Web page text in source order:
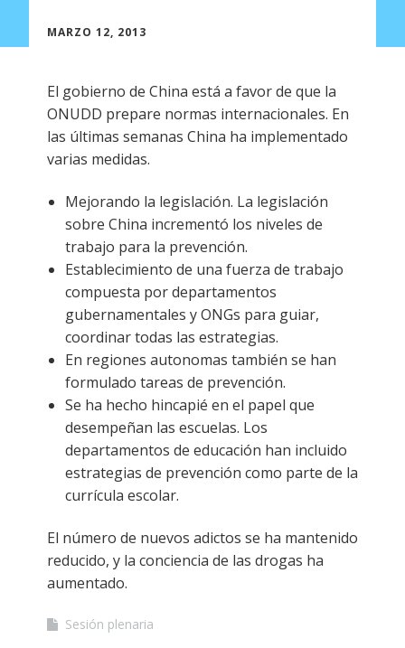
MARZO 12, 2013
El gobierno de China está a favor de que la
ONUDD prepare normas internacionales. En
las últimas semanas China ha implementado
varias medidas.
Mejorando la legislación. La legislación
sobre China incrementó los niveles de
trabajo para la prevención.
Establecimiento de una fuerza de trabajo
compuesta por departamentos
gubernamentales y ONGs para guiar,
coordinar todas las estrategias.
En regiones autonomas también se han
formulado tareas de prevención.
Se ha hecho hincapié en el papel que
desempeñan las escuelas. Los
departamentos de educación han incluido
estrategias de prevención como parte de la
currícula escolar.
El número de nuevos adictos se ha mantenido
reducido, y la conciencia de las drogas ha
aumentado.
Sesión plenaria